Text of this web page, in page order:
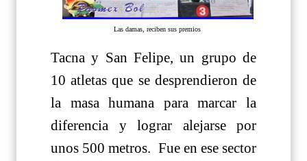
Las damas, reciben sus premios
Tacna y San Felipe, un grupo de
10 atletas que se desprendieron de
la masa humana para marcar la
diferencia y lograr alejarse por
unos 500 metros. Fue en ese sector